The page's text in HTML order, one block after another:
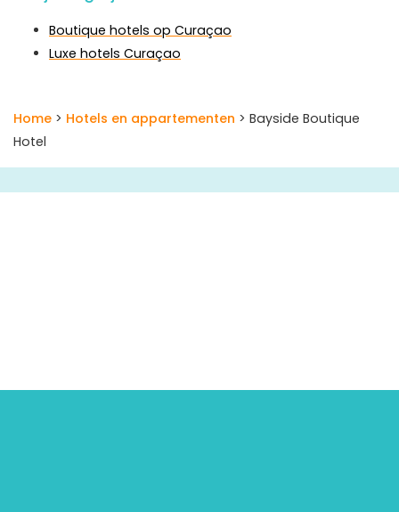
Boutique hotels op Curaçao
Luxe hotels Curaçao
Home > Hotels en appartementen > Bayside Boutique
Hotel